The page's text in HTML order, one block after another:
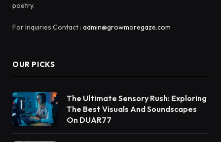
poetry.
For Inquiries Contact : admin@growmoregaze.com
OUR PICKS
The Ultimate Sensory Rush: Exploring
The Best Visuals And Soundscapes
On DUAR77